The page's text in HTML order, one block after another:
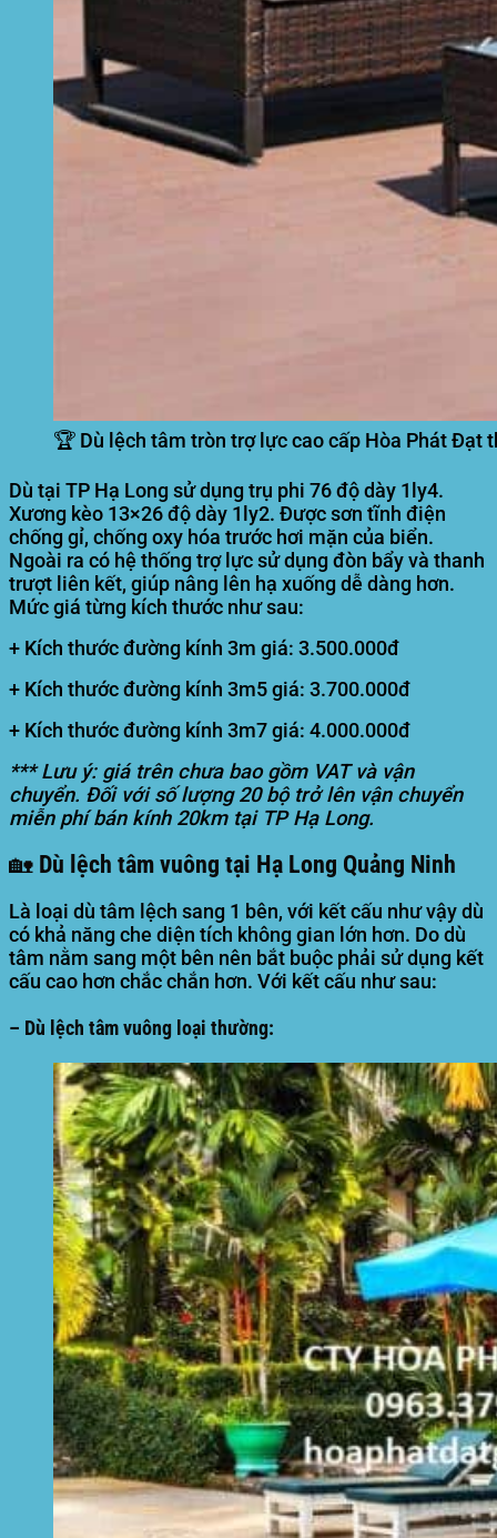
🏆 Dù lệch tâm tròn trợ lực cao cấp Hòa Phát Đạt
Dù tại TP Hạ Long sử dụng trụ phi 76 độ dày 1ly4.
Xương kèo 13×26 độ dày 1ly2. Được sơn tĩnh điện
chống gỉ, chống oxy hóa trước hơi mặn của biển.
Ngoài ra có hệ thống trợ lực sử dụng đòn bẩy và thanh
trượt liên kết, giúp nâng lên hạ xuống dễ dàng hơn.
Mức giá từng kích thước như sau:
+ Kích thước đường kính 3m giá: 3.500.000đ
+ Kích thước đường kính 3m5 giá: 3.700.000đ
+ Kích thước đường kính 3m7 giá: 4.000.000đ
*** Lưu ý: giá trên chưa bao gồm VAT và vận
chuyển. Đối với số lượng 20 bộ trở lên vận chuyển
miễn phí bán kính 20km tại TP Hạ Long.
🏡 Dù lệch tâm vuông tại Hạ Long Quảng Ninh
Là loại dù tâm lệch sang 1 bên, với kết cấu như vậy dù
có khả năng che diện tích không gian lớn hơn. Do dù
tâm nằm sang một bên nên bắt buộc phải sử dụng kết
cấu cao hơn chắc chắn hơn. Với kết cấu như sau:
– Dù lệch tâm vuông loại thường: